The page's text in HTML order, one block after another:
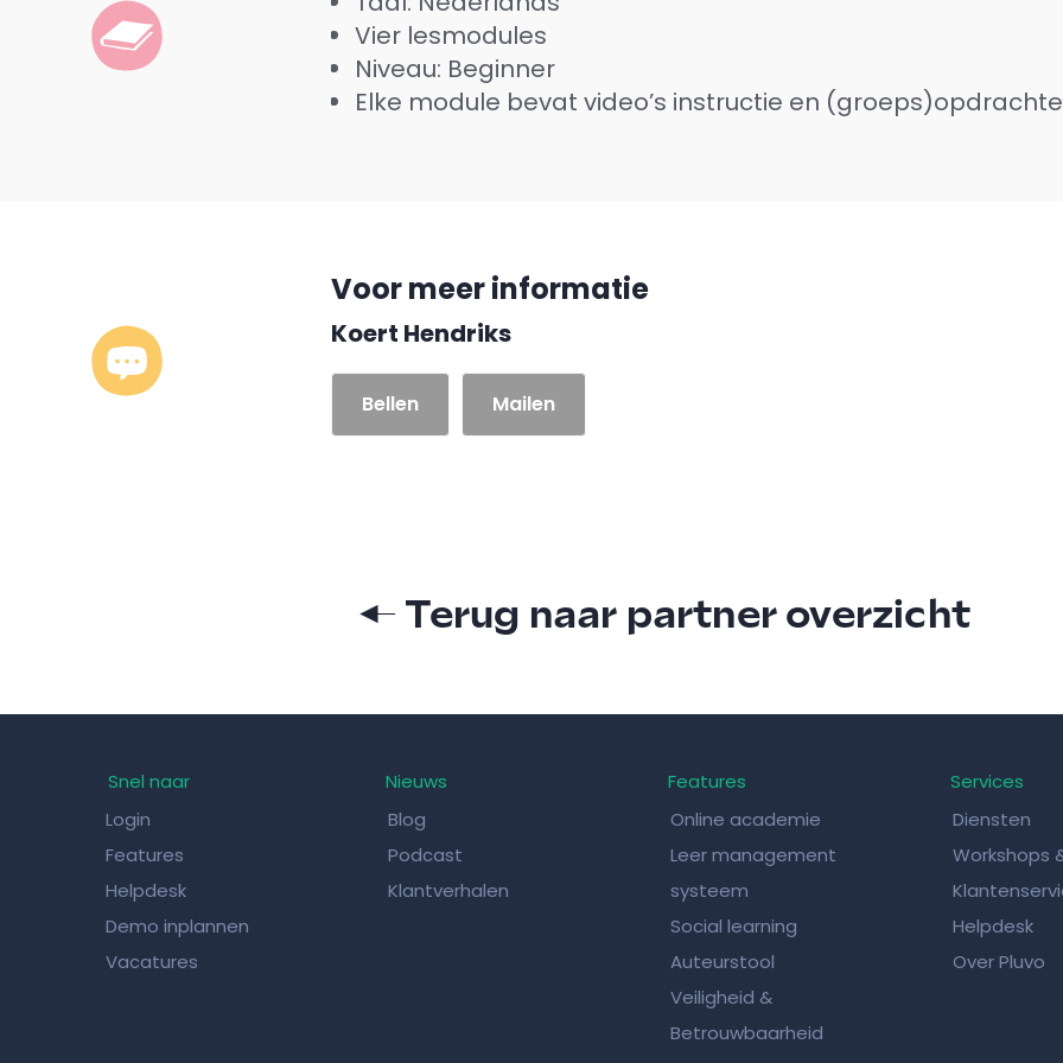
Vier lesmodules
Niveau: Beginner
Elke module bevat video’s instructie en
Voor meer informatie
Koert Hendriks
Bellen Mailen
← Terug naar partner overzicht
Snel naar
Login
Features
Helpdesk
Demo inplannen
Vacatures
Nieuws
Blog
Podcast
Klantverhalen
Features
Online academie
Leer management
systeem
Social learning
Auteurstool
Veiligheid &
Betrouwbaarheid
Services
Diensten
Workshops
Helpdesk
Over Pluvo